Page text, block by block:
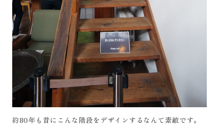
約80年も昔にこんな階段をデザインするなんて素敵です。